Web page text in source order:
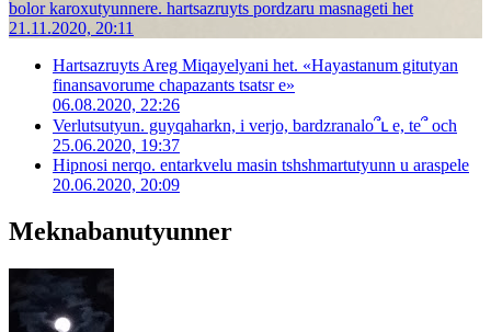
bolor karoxutyunnere. hartsazruyts pordzaru masnageti het
21.11.2020, 20:11
Hartsazruyts Areg Miqayelyani het. «Hayastanum gitutyan
finansavorume chapazants tsatsr e»
06.08.2020, 22:26
Verlutsutyun. guyqaharkn, i verjo, bardzranalo՞ւ e, te՞ och
25.06.2020, 19:37
Hipnosi nerqo. entarkvelu masin tshshmartutyunn u araspele
20.06.2020, 20:09
Meknabanutyunner